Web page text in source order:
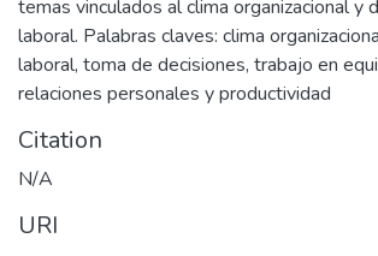
temas vinculados al clima organizacional y
laboral. Palabras claves: clima
laboral, toma de decisiones, trabajo en
relaciones personales y productividad
Citation
N/A
URI